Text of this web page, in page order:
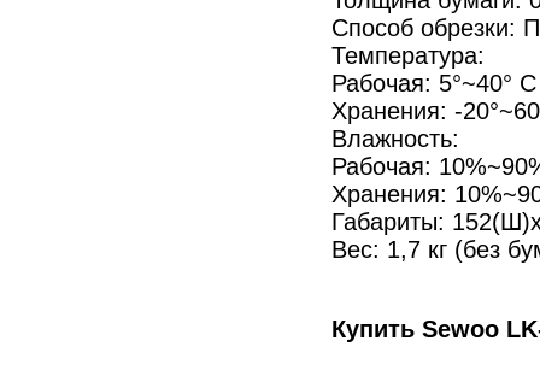
Способ обрезки:
Температура:
Рабочая: 5°~40° C
Хранения: -
Влажность:
Рабочая:
Хранения:
Габариты:
Вес: 1,7 кг (без
Купить Sewoo